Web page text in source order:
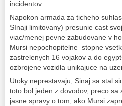
incidentov.
Napokon armada za ticheho
SInaji limitovany) presunie cast
viac/menej pevne zabudovane v
Mursi nepochopitelne stopne
zastrelenych 16 vojakov a do
ozbrojene vozidla unikajuce na
Utoky neprestavaju, Sinaj sa stal
toto bol jeden z dovodov, preco
jasne spravy o tom, ako Mursi